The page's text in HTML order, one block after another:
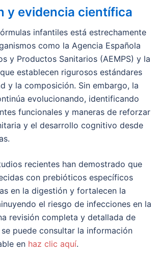
y evidencia científica
infantiles está estrechamente
como la Agencia Española
y Productos Sanitarios (AEMPS) y la
establecen rigurosos estándares
y la composición. Sin embargo, la
evolucionando, identificando
funcionales y maneras de reforzar
y el desarrollo cognitivo desde
recientes han demostrado que
con prebióticos específicos
en la digestión y fortalecen la
el riesgo de infecciones en la
revisión completa y detallada de
puede consultar la información
en haz clic aquí.